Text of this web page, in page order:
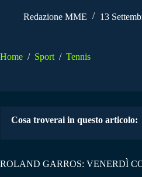
Redazione MME 13
Home / Sport / Tennis
Cosa troverai in questo articolo:
ROLAND GARROS: VENERDÌ